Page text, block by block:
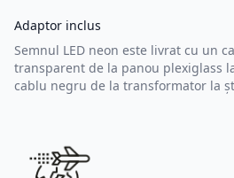
Adaptor inclus
Semnul LED neon este livrat cu un
transparent de la panou plexiglass
cablu negru de la transformator la